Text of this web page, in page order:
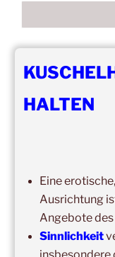
Kuschelhimmel
14:00 19:00
Kuschelhimmel
HALTEN
Eine
Ausrichtung
Angebote des
Sinnlichkeit